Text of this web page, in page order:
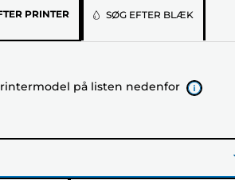
PRINTERVælg
listen
SØG EFTER BLÆK
på listen nedenfor